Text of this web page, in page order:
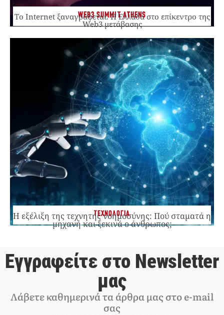
WEB3 SUMMIT ATHENS
Το Internet ξαναγράφεται. Η Ελλάδα στο επίκεντρο της
Web3 μετάβασης
ΤΕΧΝΟΛΟΓΙΑ
Η εξέλιξη της τεχνητής νοημοσύνης: Πού σταματά η
μηχανή και ξεκινά ο άνθρωπος;
Εγγραφείτε στο Newsletter
μας
Λάβετε καθημερινά τα άρθρα μας στο e-mail
σας